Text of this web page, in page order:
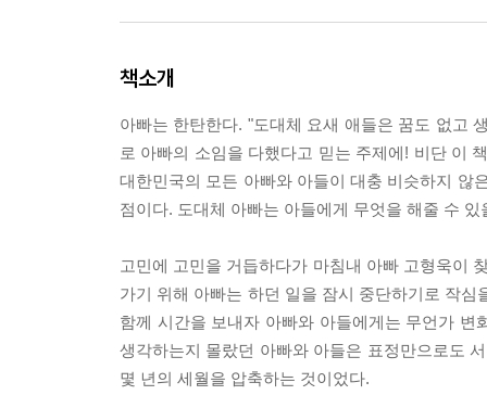
책소개
아빠는 한탄한다. "도대체 요새 애들은 꿈도 없고
로 아빠의 소임을 다했다고 믿는 주제에! 비단 이
대한민국의 모든 아빠와 아들이 대충 비슷하지 않
점이다. 도대체 아빠는 아들에게 무엇을 해줄 수 있
고민에 고민을 거듭하다가 마침내 아빠 고형욱이
가기 위해 아빠는 하던 일을 잠시 중단하기로 작
함께 시간을 보내자 아빠와 아들에게는 무언가
생각하는지 몰랐던 아빠와 아들은 표정만으로도
몇 년의 세월을 압축하는 것이었다.